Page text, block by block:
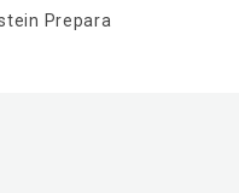
Prepara